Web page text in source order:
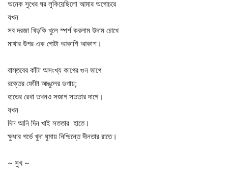
অনেক সুখের ঘর লুকিয়েছিলো আমার অগোচরে
যখন
সব দরজা খিড়কি খুলে স্পর্শ করলাম উদাম চোখে
মাথার উপর এক গোটা আকাশি আকাশ।
বাস্তবের কাঁটা অসংখ্য কাগের গুন ভাগে
রক্তের ফোঁটা আঙুলের ডগায়;
হাতের রেখা তখনও সজাগ সততার দাগে।
যখন
দিন আনি দিন খাই সততার হাতে।
ক্ষুধার গর্ভে খুদা ঘুমায় নিশ্চিন্তে দীনতার রাতে।
~ সুখ ~